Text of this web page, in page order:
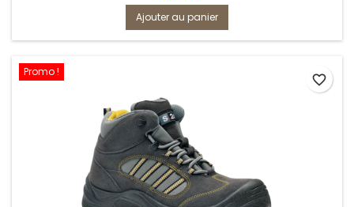
Ajouter au panier
Promo !
favorite_border